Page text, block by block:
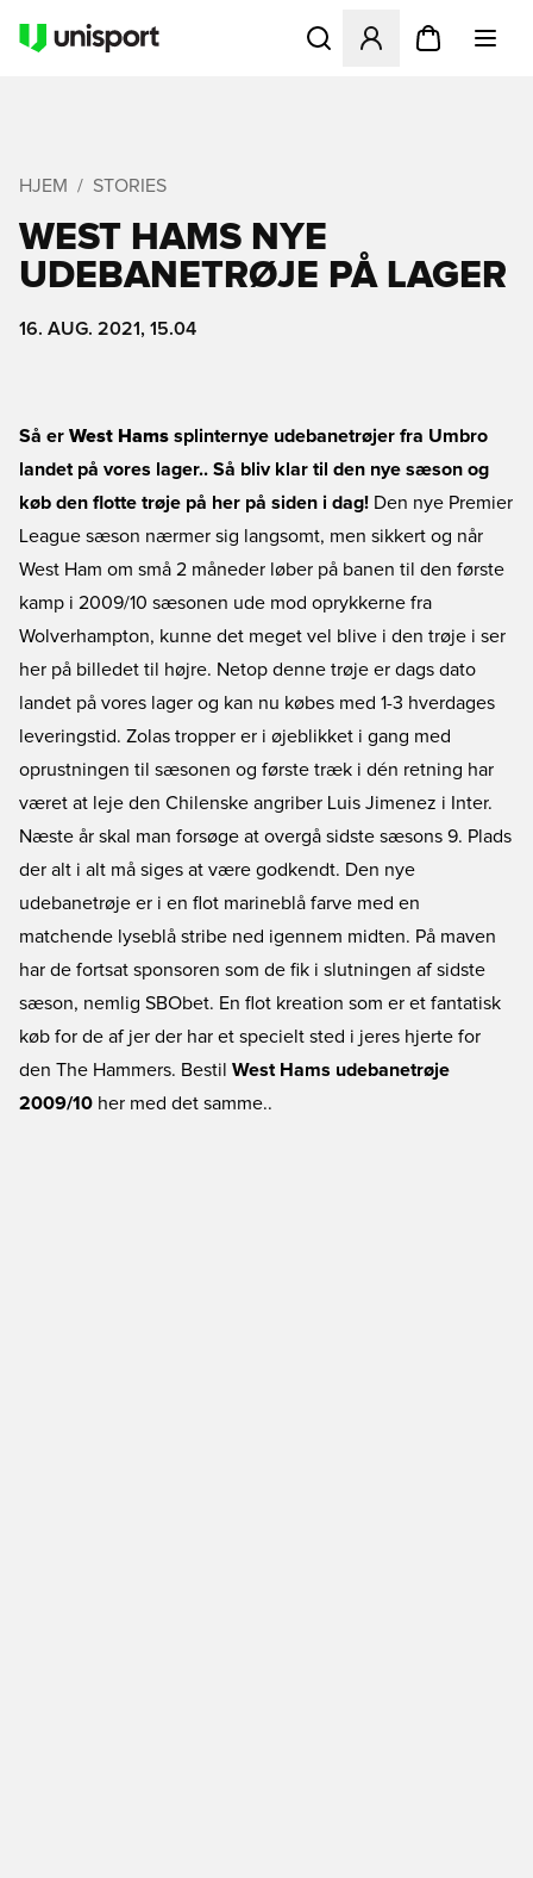
Åbner en Modal til at
HJEM STORIES
WEST HAMS NYE
UDEBANETRØJE PÅ LAGER
16. AUG. 2021, 15.04
Så er West Hams splinternye udebanetrøjer fra Umbro
landet på vores lager.. Så bliv klar til den nye sæson og
køb den flotte trøje på her på siden i dag! Den nye Premier
League sæson nærmer sig langsomt, men sikkert og når
West Ham om små 2 måneder løber på banen til den første
kamp i 2009/10 sæsonen ude mod oprykkerne fra
Wolverhampton, kunne det meget vel blive i den trøje i ser
her på billedet til højre. Netop denne trøje er dags dato
landet på vores lager og kan nu købes med 1-3 hverdages
leveringstid. Zolas tropper er i øjeblikket i gang med
oprustningen til sæsonen og første træk i dén retning har
været at leje den Chilenske angriber Luis Jimenez i Inter.
Næste år skal man forsøge at overgå sidste sæsons 9. Plads
der alt i alt må siges at være godkendt. Den nye
udebanetrøje er i en flot marineblå farve med en
matchende lyseblå stribe ned igennem midten. På maven
har de fortsat sponsoren som de fik i slutningen af sidste
sæson, nemlig SBObet. En flot kreation som er et fantatisk
køb for de af jer der har et specielt sted i jeres hjerte for
den The Hammers. Bestil West Hams udebanetrøje
2009/10 her med det samme..